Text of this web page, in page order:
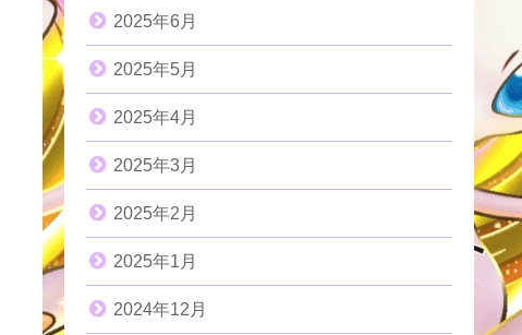
2025年6月
2025年5月
2025年4月
2025年3月
2025年2月
2025年1月
2024年12月